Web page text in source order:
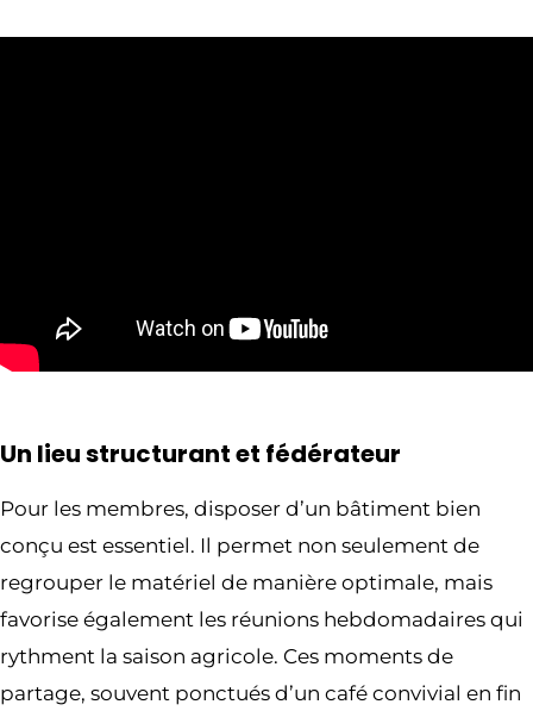
Un lieu structurant et fédérateur
Pour les membres, disposer d’un bâtiment bien
conçu est essentiel. Il permet non seulement de
regrouper le matériel de manière optimale, mais
favorise également les réunions hebdomadaires qui
rythment la saison agricole. Ces moments de
partage, souvent ponctués d’un café convivial en fin